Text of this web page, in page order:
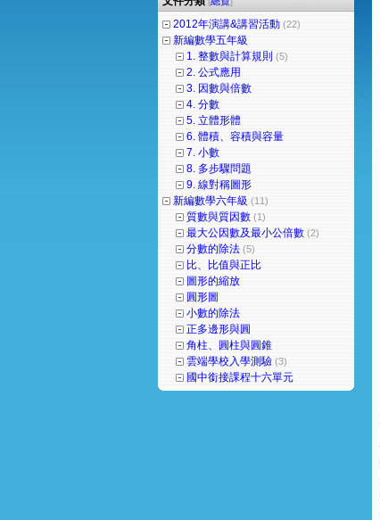
2012年演講&講習活動 (22)
新編數學五年級
1. 整數與計算規則 (5)
2. 公式應用
3. 因數與倍數
4. 分數
5. 立體形體
6. 體積、容積與容量
7. 小數
8. 多步驟問題
9. 線對稱圖形
新編數學六年級 (11)
質數與質因數 (1)
最大公因數及最小公倍數 (2)
分數的除法 (5)
比、比值與正比
圖形的縮放
圓形圖
小數的除法
正多邊形與圓
角柱、圓柱與圓錐
雲端學校入學測驗 (3)
國中銜接課程十六單元